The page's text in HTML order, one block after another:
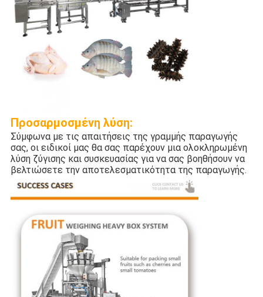
Προσαρμοσμένη λύση:
Σύμφωνα με τις απαιτήσεις της γραμμής παραγωγής
σας, οι ειδικοί μας θα σας παρέχουν μια ολοκληρωμένη
λύση ζύγισης και συσκευασίας για να σας βοηθήσουν να
βελτιώσετε την αποτελεσματικότητα της παραγωγής.